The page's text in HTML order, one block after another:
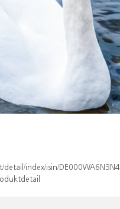
index/isin/DE000WA6N3N4